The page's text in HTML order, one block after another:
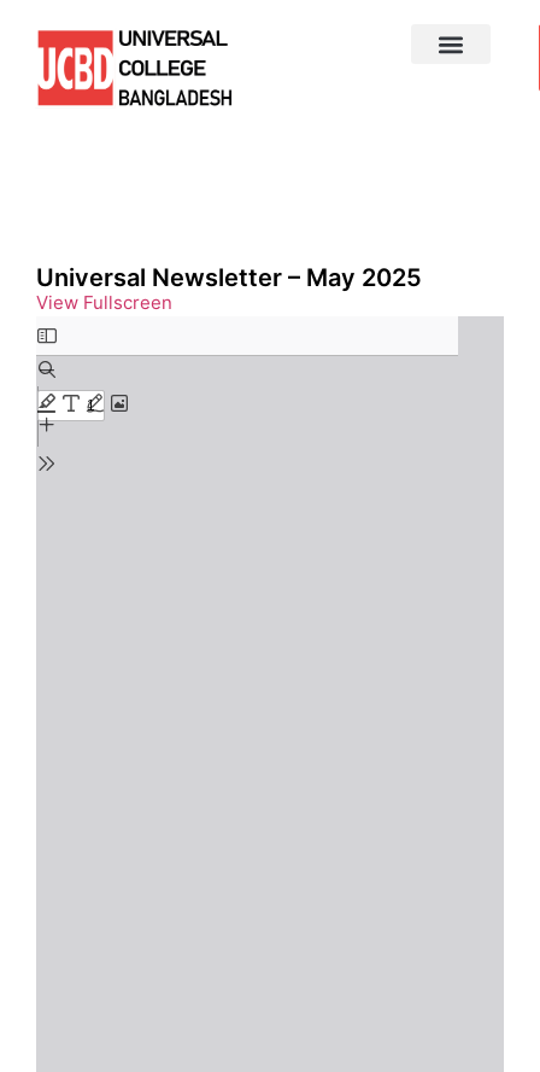
Universal Newsletter – May 2025​
View Fullscreen